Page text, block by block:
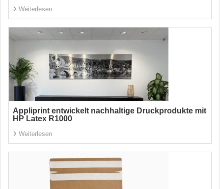
Weiterlesen
Appliprint entwickelt nachhaltige Druckprodukte mit
HP Latex R1000
Weiterlesen